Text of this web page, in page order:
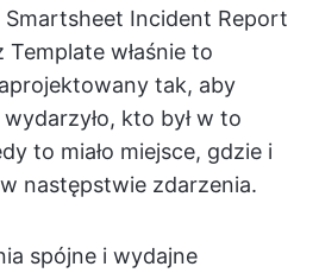
Smartsheet Incident Report
właśnie to
tak, aby
kto był w to
to miało miejsce, gdzie i
następstwie zdarzenia.
spójne i wydajne